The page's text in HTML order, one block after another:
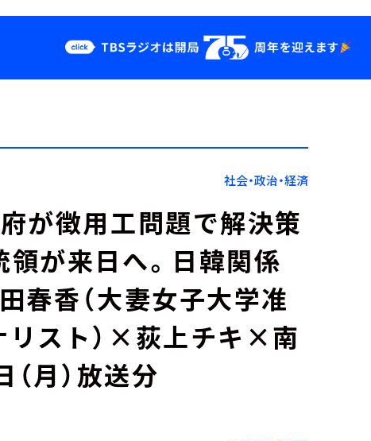
YouTube
会社情報社会・政治・経済
府が徴用工問題で解決策
領が来日へ。日韓関係
春香（大妻女子大学准
リスト）×荻上チキ×南
月）放送分